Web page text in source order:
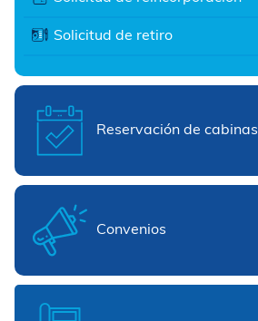
Solicitud de retiro
Reservación de cabinas
Convenios